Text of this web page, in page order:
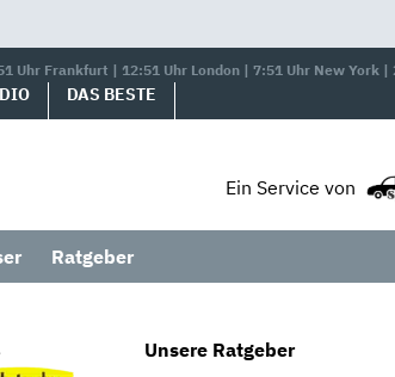
Uhr Frankfurt | 12:51 Uhr London | 7:51 Uhr New York |
DAS BESTE
Ein Service von
Ratgeber
Unsere Ratgeber